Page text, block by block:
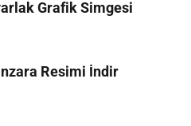
Grafik Simgesi
Resimi İndir